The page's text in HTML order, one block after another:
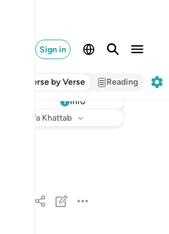
Sign in
Verse by Verse Reading
Info
Mustafa Khattab